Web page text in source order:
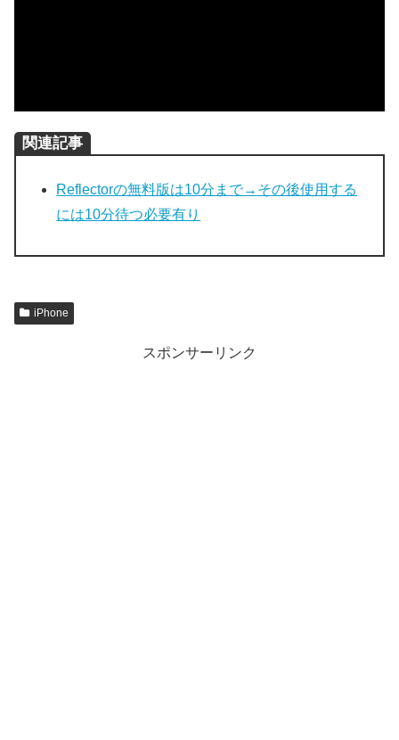
関連記事
Reflectorの無料版は10分まで→その後使用する
には10分待つ必要有り
iPhone
スポンサーリンク